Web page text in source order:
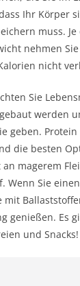
Ihr Körper
muss.
nehmen
nicht
Sie
werden
geben. Protein
die besten
magerem
Wenn Sie
mit
genießen. Es
und Snacks!